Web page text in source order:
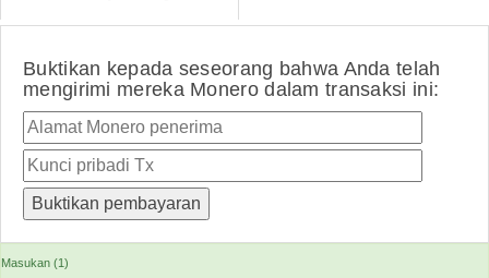
Buktikan kepada seseorang bahwa Anda telah
mengirimi mereka Monero dalam transaksi ini:
Masukan (1)